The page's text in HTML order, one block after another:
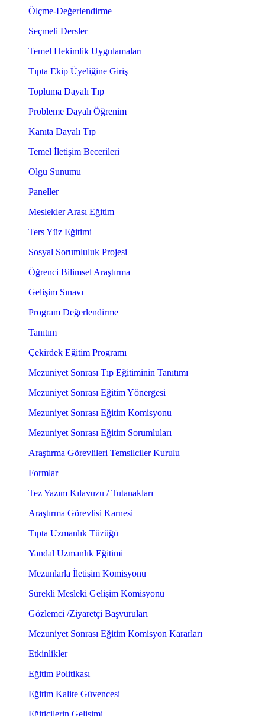
Ölçme-Değerlendirme
Seçmeli Dersler
Temel Hekimlik Uygulamaları
Tıpta Ekip Üyeliğine Giriş
Topluma Dayalı Tıp
Probleme Dayalı Öğrenim
Kanıta Dayalı Tıp
Temel İletişim Becerileri
Olgu Sunumu
Paneller
Meslekler Arası Eğitim
Ters Yüz Eğitimi
Sosyal Sorumluluk Projesi
Öğrenci Bilimsel Araştırma
Gelişim Sınavı
Program Değerlendirme
Tanıtım
Çekirdek Eğitim Programı
Mezuniyet Sonrası Tıp Eğitiminin Tanıtımı
Mezuniyet Sonrası Eğitim Yönergesi
Mezuniyet Sonrası Eğitim Komisyonu
Mezuniyet Sonrası Eğitim Sorumluları
Araştırma Görevlileri Temsilciler Kurulu
Formlar
Tez Yazım Kılavuzu / Tutanakları
Araştırma Görevlisi Karnesi
Tıpta Uzmanlık Tüzüğü
Yandal Uzmanlık Eğitimi
Mezunlarla İletişim Komisyonu
Sürekli Mesleki Gelişim Komisyonu
Gözlemci /Ziyaretçi Başvuruları
Mezuniyet Sonrası Eğitim Komisyon Kararları
Etkinlikler
Eğitim Politikası
Eğitim Kalite Güvencesi